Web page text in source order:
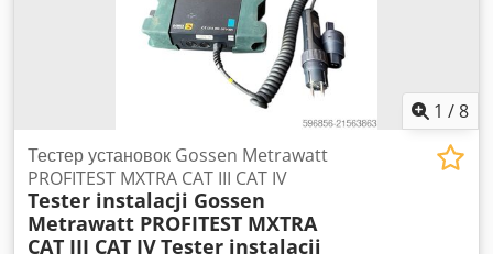
та електроенергією 70 квартир. У березні 2026 року було
проведено контроль викидів, див. протокол вимірювань. За
бажанням можна організувати огляд на місці. Демонтаж та
транспортування має здійснювати покупець. Вартість,
розрахована нами, становить приблизно 40 000 євро.
Розташування об’єкта: CH-8620, Ветцікон, кантон Цюрих.
1 /8
Тестер установок Gossen Metrawatt
PROFITEST MXTRA CAT III CAT IV
Tester instalacji Gossen
Metrawatt PROFITEST MXTRA
CAT III CAT IVTester instalacji